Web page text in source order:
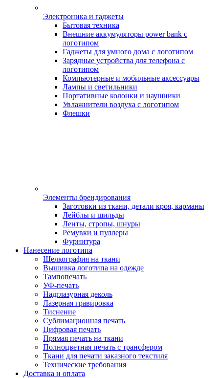
Электроника и гаджеты
Бытовая техника
Внешние аккумуляторы power bank с
логотипом
Гаджеты для умного дома с логотипом
Зарядные устройства для телефона с
логотипом
Компьютерные и мобильные аксессуары
Лампы и светильники
Портативные колонки и наушники
Увлажнители воздуха с логотипом
Флешки
Элементы брендирования
Заготовки из ткани, детали кроя, карманы
Лейблы и шильды
Ленты, стропы, шнуры
Ремувки и пуллеры
Фурнитура
Нанесение логотипа
Шелкография на ткани
Вышивка логотипа на одежде
Тампопечать
УФ-печать
Надглазурная деколь
Лазерная гравировка
Тиснение
Сублимационная печать
Цифровая печать
Прямая печать на ткани
Полноцветная печать с трансфером
Ткани для печати заказного текстиля
Технические требования
Доставка и оплата